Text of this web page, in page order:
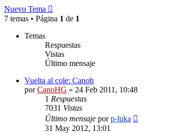
Nuevo Tema
7 temas • Página 1 de 1
Temas
Respuestas
Vistas
Último mensaje
Vuelta al cole: Canoh
porCanoHG » 24 Feb 2011, 10:48
1 Respuestas
7031 Vistas
Último mensaje porp-luka
31 May 2012, 13:01